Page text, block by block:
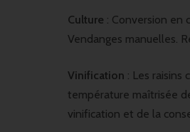
Culture : Conversion en
Vendanges manuelles.
Vinification : Les raisins
température maîtrisée
vinification et de la